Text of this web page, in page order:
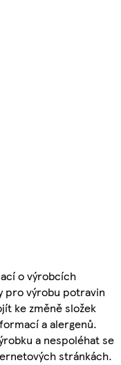
o výrobcích
pro výrobu potravin
ke změně složek
a alergenů.
a nespoléhat se
stránkách.